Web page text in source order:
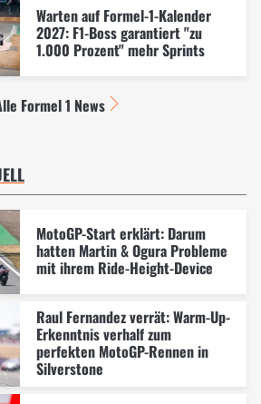
Warten auf Formel-1-Kalender
2027: F1-Boss garantiert "zu
1.000 Prozent" mehr Sprints
Formel 1 News
MotoGP-Start erklärt: Darum
hatten Martin & Ogura Probleme
mit ihrem Ride-Height-Device
Raul Fernandez verrät: Warm-Up-
Erkenntnis verhalf zum
perfekten MotoGP-Rennen in
Silverstone